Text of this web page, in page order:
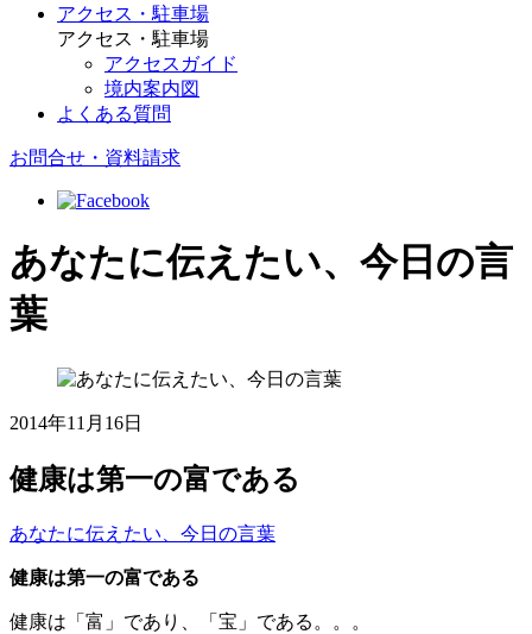
アクセス・駐車場
アクセス・駐車場
アクセスガイド
境内案内図
よくある質問
お問合せ・資料請求
あなたに伝えたい、今日の言
葉
2014年11月16日
健康は第一の富である
あなたに伝えたい、今日の言葉
健康は第一の富である
健康は「富」であり、「宝」である。。。